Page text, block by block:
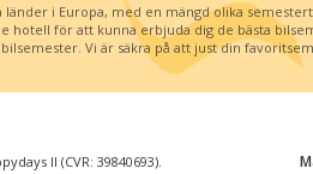
i Europa, med en mängd olika
hotell för att kunna erbjuda dig de bästa
Vi är säkra på att just din
II (CVR: 39840693).